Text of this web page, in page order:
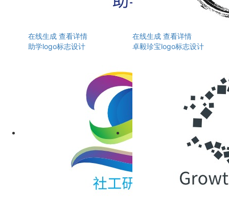
在线生成 查看详情
助学logo标志设计
在线生成 查看详情
卓毅珍宝logo标志设计